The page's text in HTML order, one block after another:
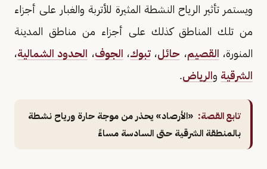
ويستمر تأثير الرياح النشطة المثيرة للأتربة والغبار على أجزاء
من تلك المناطق كذلك على أجزاء من مناطق المدينة
المنورة، القصيم، حائل، تبوك، الجوف، الحدود الشمالية،
الشرقية والرياض.
تابع القصة: «الأرصاد» يحذر من موجة حارة ورياح نشطة
بالمنطقة الشرقية حتى السادسة مساءً